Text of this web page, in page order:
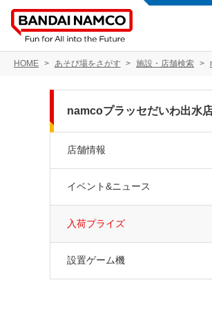
HOME あそび場をさがす 施設・店舗検索
namcoプラッセだいわ出水
店舗情報
イベント&ニュース
入荷プライズ
設置ゲーム機